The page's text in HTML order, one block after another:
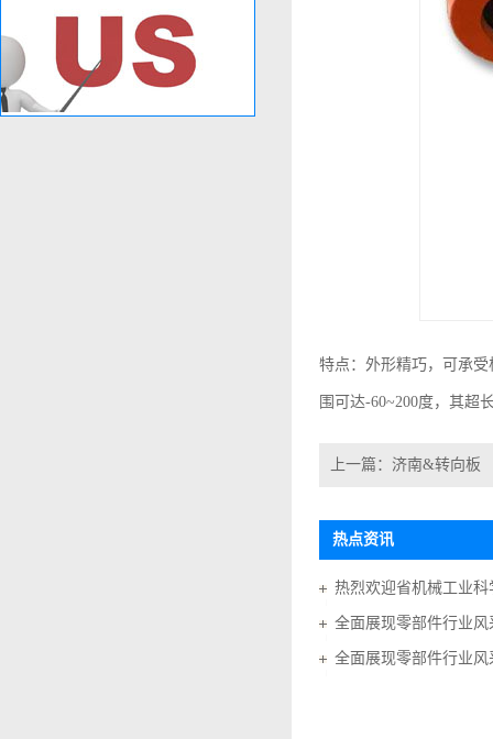
特点：外形精巧，可承受
围可达-60~200度，其超
上一篇： 济南&转向板
热点资讯
全面展现零部件行业
全面展现零部件行业